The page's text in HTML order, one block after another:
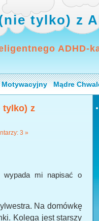
tylko) z
ADHD-
Motywacyjny Mądre
tylko) z
3 »
mi napisać o
Na domówkę
Kolega jest starszy